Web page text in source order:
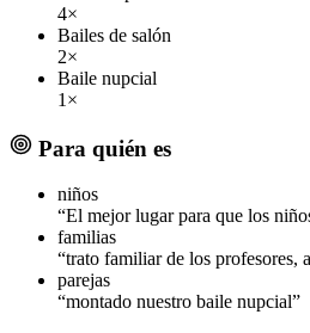
4×
Bailes de salón
2×
Baile nupcial
1×
Para quién es
niños
“El mejor lugar para que los
familias
“trato familiar de los profesores,
parejas
“montado nuestro baile nupcial”